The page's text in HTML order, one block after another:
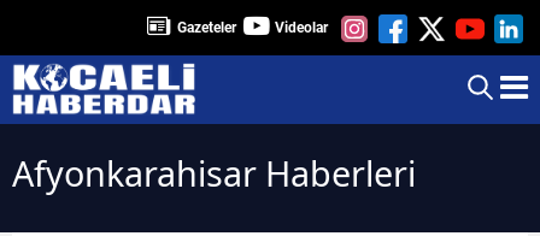
Gazeteler Videolar
Afyonkarahisar Haberleri